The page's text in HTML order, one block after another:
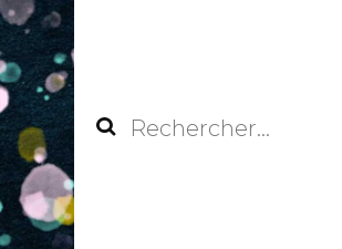
Rechercher :